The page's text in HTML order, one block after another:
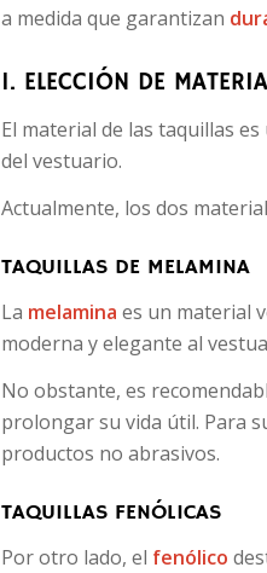
a medida que garantizan
1. ELECCIÓN DE
El material de las taquillas
del vestuario.
Actualmente, los dos
TAQUILLAS DE MELAMINA
La melamina es un material
moderna y elegante al
No obstante, es
prolongar su vida útil. Para
productos no abrasivos.
TAQUILLAS FENÓLICAS
Por otro lado, el fenólico